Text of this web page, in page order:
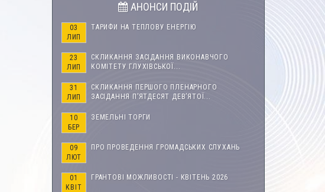
АНОНСИ ПОДІЙ
03
ЛИП
ТАРИФИ НА ТЕПЛОВУ ЕНЕРГІЮ
23
ЛИП
СКЛИКАННЯ ЗАСІДАННЯ ВИКОНАВЧОГО
КОМІТЕТУ ГЛУХІВСЬКОЇ...
31
ЛИП
СКЛИКАННЯ ПЕРШОГО ПЛЕНАРНОГО
ЗАСІДАННЯ П’ЯТДЕСЯТ ДЕВ’ЯТОЇ...
10
БЕР
ЗЕМЕЛЬНІ ТОРГИ
09
ЛЮТ
ПРО ПРОВЕДЕННЯ ГРОМАДСЬКИХ СЛУХАНЬ
01
КВІТ
ГРАНТОВІ МОЖЛИВОСТІ - КВІТЕНЬ 2026